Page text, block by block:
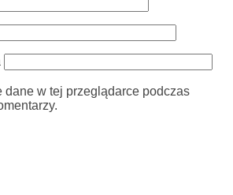
dane w tej przeglądarce podczas